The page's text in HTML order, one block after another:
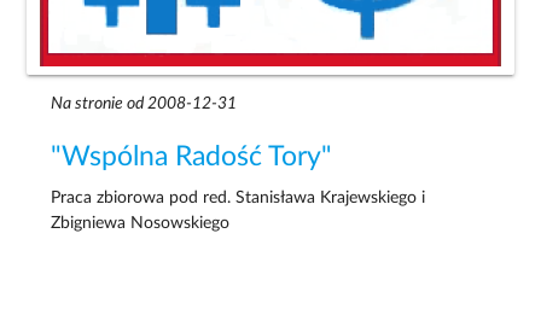
Na stronie od 2008-12-31
"Wspólna Radość Tory"
Praca zbiorowa pod red. Stanisława Krajewskiego i
Zbigniewa Nosowskiego